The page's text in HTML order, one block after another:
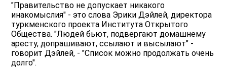
"Правительство не допускает никакого
инакомыслия" - это слова Эрики Дэйлей, директора
туркменского проекта Института Открытого
Общества. "Людей бьют, подвергают домашнему
аресту, допрашивают, ссылают и высылают" -
говорит Дэйлей, - "Список можно продолжать очень
долго".